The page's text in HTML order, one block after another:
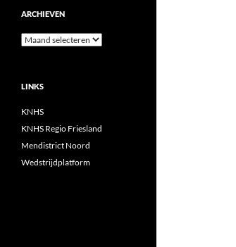
ARCHIEVEN
Archieven
LINKS
KNHS
KNHS Regio Friesland
Mendistrict Noord
Wedstrijdplatform